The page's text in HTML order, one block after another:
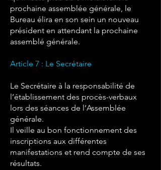
prochaine assemblée générale, le
Bureau élira en son sein un nouveau
président en attendant la prochaine
assemblé générale.
Article 7 : Le Secrétaire
Le Secrétaire à la responsabilité de
l’établissement des procès-verbaux
lors des séances de l’Assemblée
générale.
Il veille au bon fonctionnement des
inscriptions aux différentes
manifestations et rend compte de ses
résultats.